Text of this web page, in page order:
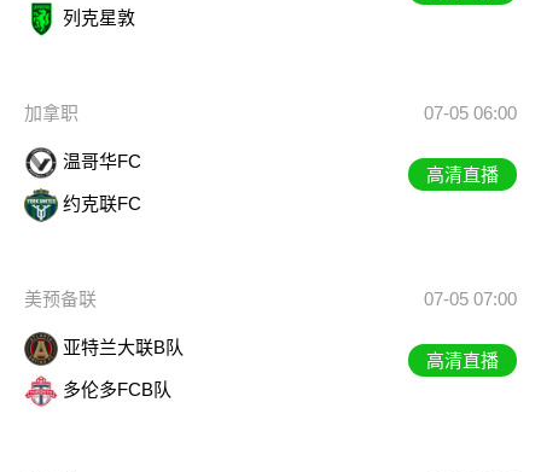
列克星敦
加拿职 07-05 06:00
温哥华FC
约克联FC
高清直播
美预备联 07-05 07:00
亚特兰大联B队
多伦多FCB队
高清直播